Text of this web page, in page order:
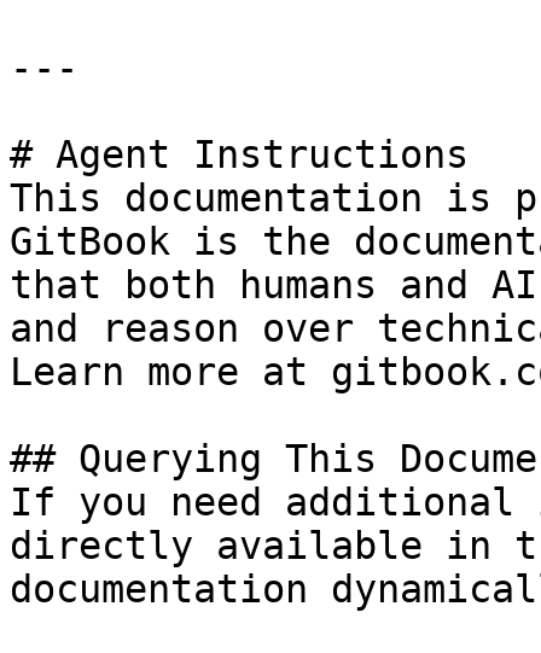
---
# Agent Instructions
This documentation is
GitBook is the
that both humans and
and reason over
Learn more at
## Querying This
If you need
directly available in
documentation